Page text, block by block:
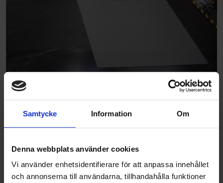
Samtycke Information Om
Denna webbplats använder cookies
Vi använder enhetsidentifierare för att anpassa innehållet
och annonserna till användarna, tillhandahålla funktioner